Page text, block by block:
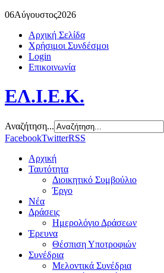
06Αύγουστος2026
Αρχική Σελίδα
Χρήσιμοι Συνδέσμοι
Login
Επικοινωνία
ΕΛ.Ι.Ε.Κ.
Αναζήτηση...
FacebookTwitterRSS
Αρχική
Ταυτότητα
Διοικητικό Συμβούλιο
Έργο
Νέα
Δράσεις
Ημερολόγιο Δράσεων
Έρευνα
Θέσπιση Υποτροφιών
Συνέδρια
Μελοντικά Συνέδρια